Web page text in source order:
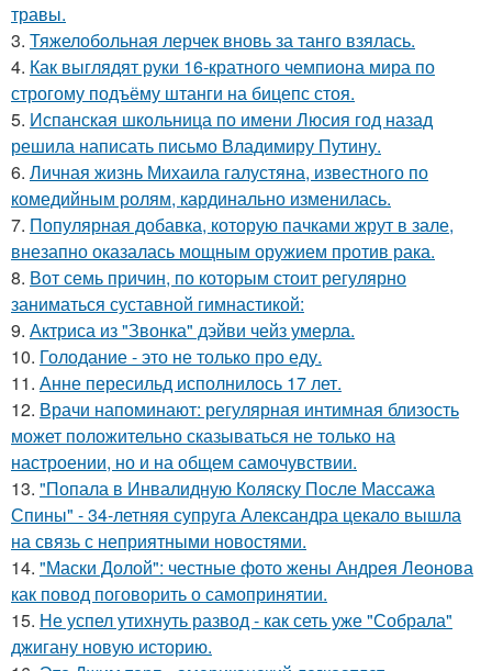
травы.
3. Тяжелобольная лерчек вновь за танго взялась.
4. Как выглядят руки 16-кратного чемпиона мира по
строгому подъёму штанги на бицепс стоя.
5. Испанская школьница по имени Люсия год назад
решила написать письмо Владимиру Путину.
6. Личная жизнь Михаила галустяна, известного по
комедийным ролям, кардинально изменилась.
7. Популярная добавка, которую пачками жрут в зале,
внезапно оказалась мощным оружием против рака.
8. Вот семь причин, по которым стоит регулярно
заниматься суставной гимнастикой:
9. Актриса из "Звонка" дэйви чейз умерла.
10. Голодание - это не только про еду.
11. Анне пересильд исполнилось 17 лет.
12. Врачи напоминают: регулярная интимная близость
может положительно сказываться не только на
настроении, но и на общем самочувствии.
13. "Попала в Инвалидную Коляску После Массажа
Спины" - 34-летняя супруга Александра цекало вышла
на связь с неприятными новостями.
14. "Маски Долой": честные фото жены Андрея Леонова
как повод поговорить о самопринятии.
15. Не успел утихнуть развод - как сеть уже "Собрала"
джигану новую историю.